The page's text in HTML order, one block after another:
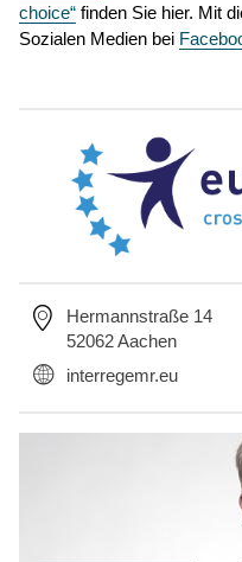
choice“ finden Sie hier. Mit
Sozialen Medien bei
Hermannstraße 14
52062 Aachen
interregemr.eu